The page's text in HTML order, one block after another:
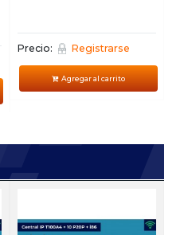
Precio: Registrarse
Agregar al carrito